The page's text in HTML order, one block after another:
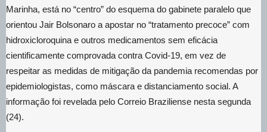
Marinha, está no “centro” do esquema do gabinete paralelo que
orientou Jair Bolsonaro a apostar no “tratamento precoce” com
hidroxicloroquina e outros medicamentos sem eficácia
cientificamente comprovada contra Covid-19, em vez de
respeitar as medidas de mitigação da pandemia recomendas por
epidemiologistas, como máscara e distanciamento social. A
informação foi revelada pelo Correio Braziliense nesta segunda
(24).